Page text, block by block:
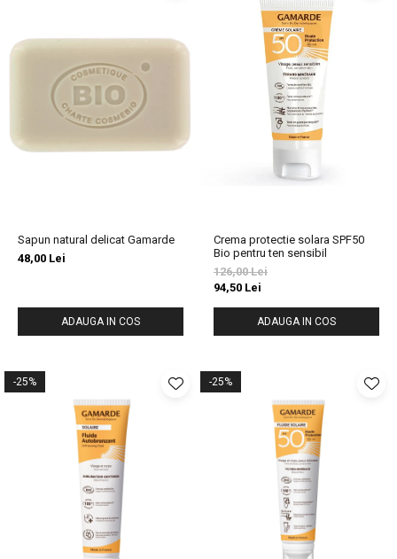
Sapun natural delicat Gamarde
48,00 Lei
ADAUGA IN COS
Crema protectie solara SPF50
Bio pentru ten sensibil
126,00 Lei
94,50 Lei
ADAUGA IN COS
-25% -25%